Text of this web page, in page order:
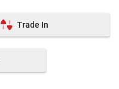
Trade In